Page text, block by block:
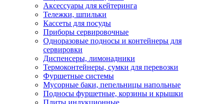
Аксессуары для кейтеринга
Тележки, шпильки
Кассеты для посуды
Приборы сервировочные
Одноразовые подносы и контейнеры для
сервировки
Диспенсеры, лимонадники
Термоконтейнеры, сумки для перевозки
Фуршетные системы
Мусорные баки, пепельницы напольные
Подносы фуршетные, корзины и крышки
Плиты индукционные